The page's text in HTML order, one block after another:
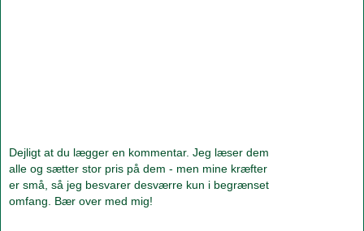
Dejligt at du lægger en kommentar. Jeg læser dem
alle og sætter stor pris på dem - men mine kræfter
er små, så jeg besvarer desværre kun i begrænset
omfang. Bær over med mig!